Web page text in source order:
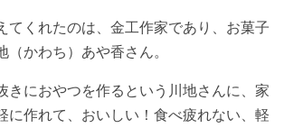
てくれたのは、金工作家であり、お菓子
かわち）あや香さん。
きにおやつを作るという川地さんに、家
に作れて、おいしい！食べ疲れない、軽